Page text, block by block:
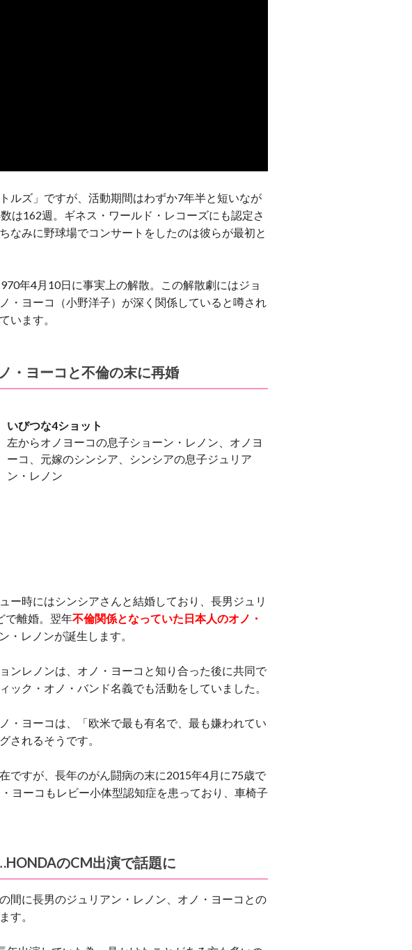
ルズ」ですが、活動期間はわずか7年半と短いなが
は162週。ギネス・ワールド・レコーズにも認定さ
なみに野球場でコンサートをしたのは彼らが最初と
年4月10日に事実上の解散。この解散劇にはジョ
・ヨーコ（小野洋子）が深く関係していると噂され
います。
・ヨーコと不倫の末に再婚
いびつな4ショット
左からオノヨーコの息子ショーン・レノン、オノヨ
ーコ、元嫁のシンシア、シンシアの息子ジュリア
ン・レノン
ー時にはシンシアさんと結婚しており、長男ジュリ
で離婚。翌年不倫関係となっていた日本人のオノ・
・レノンが誕生します。
ンレノンは、オノ・ヨーコと知り合った後に共同で
ク・オノ・バンド名義でも活動をしていました。
・ヨーコは、「欧米で最も有名で、最も嫌われてい
されるそうです。
ですが、長年のがん闘病の末に2015年4月に75歳で
ヨーコもレビー小体型認知症を患っており、車椅子
のCM出演で話題に
間に長男のジュリアン・レノン、オノ・ヨーコとの
す。